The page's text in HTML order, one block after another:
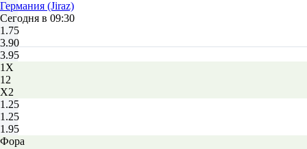
Германия (Jiraz)
Сегодня в 09:30
1.75
3.90
3.95
1X
12
X2
1.25
1.25
1.95
Фора